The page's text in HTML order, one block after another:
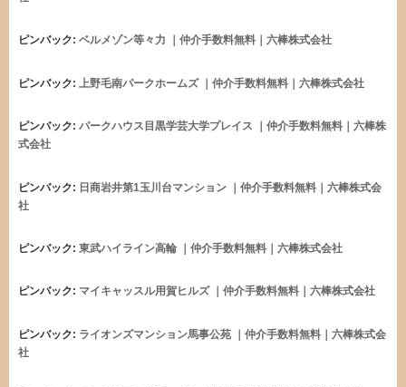
ピンバック: ベルメゾン等々力 ｜仲介手数料無料｜六棒株式会社
ピンバック: 上野毛南パークホームズ ｜仲介手数料無料｜六棒株式会社
ピンバック: パークハウス目黒学芸大学プレイス ｜仲介手数料無料｜六棒株
式会社
ピンバック: 日商岩井第1玉川台マンション ｜仲介手数料無料｜六棒株式会
社
ピンバック: 東武ハイライン高輪 ｜仲介手数料無料｜六棒株式会社
ピンバック: マイキャッスル用賀ヒルズ ｜仲介手数料無料｜六棒株式会社
ピンバック: ライオンズマンション馬事公苑 ｜仲介手数料無料｜六棒株式会
社